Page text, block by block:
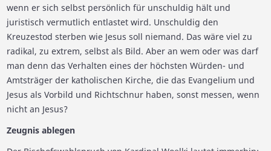
wenn er sich selbst persönlich für unschuldig hält und
juristisch vermutlich entlastet wird. Unschuldig den
Kreuzestod sterben wie Jesus soll niemand. Das wäre viel zu
radikal, zu extrem, selbst als Bild. Aber an wem oder was darf
man denn das Verhalten eines der höchsten Würden- und
Amtsträger der katholischen Kirche, die das Evangelium und
Jesus als Vorbild und Richtschnur haben, sonst messen, wenn
nicht an Jesus?
Zeugnis ablegen